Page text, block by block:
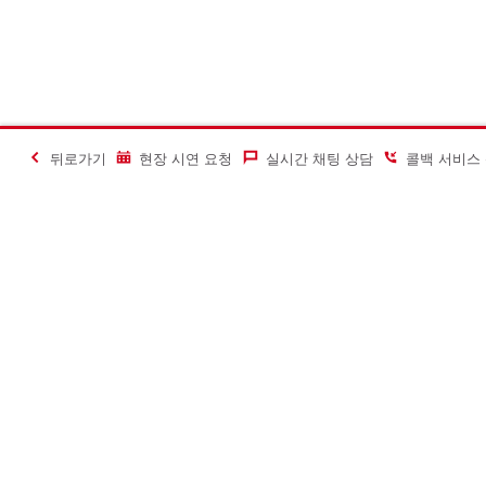
뒤로가기 현장 시연 요청 실시간 채팅 상담 콜백 서비스